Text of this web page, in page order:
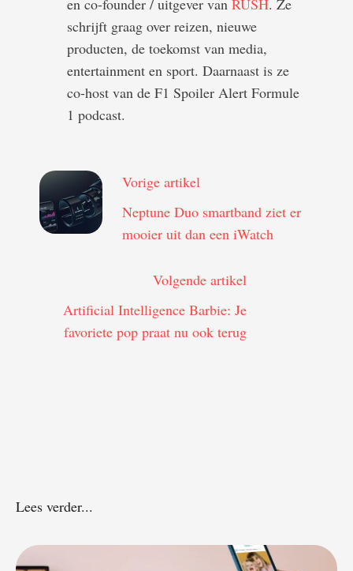
schrijft graag over reizen, nieuwe
producten, de toekomst van media,
entertainment en sport. Daarnaast is ze
co-host van de F1 Spoiler Alert Formule
1 podcast.
Vorige artikel
Neptune Duo smartband ziet er
mooier uit dan een iWatch
Volgende artikel
Artificial Intelligence Barbie: Je
favoriete pop praat nu ook terug
Lees verder...